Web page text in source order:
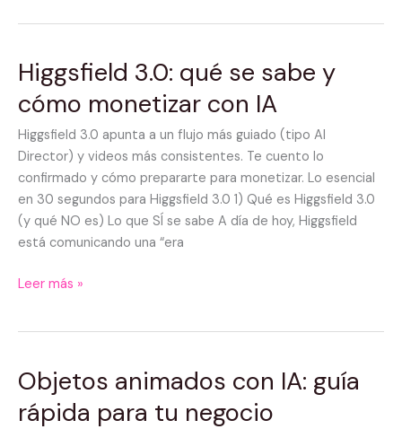
Higgsfield 3.0: qué se sabe y
cómo monetizar con IA
Higgsfield 3.0 apunta a un flujo más guiado (tipo AI
Director) y videos más consistentes. Te cuento lo
confirmado y cómo prepararte para monetizar. Lo esencial
en 30 segundos para Higgsfield 3.0 1) Qué es Higgsfield 3.0
(y qué NO es) Lo que SÍ se sabe A día de hoy, Higgsfield
está comunicando una “era
Higgsfield
qué
se
sabe
y
cómo
monetizar
con
Leer más »
Objetos animados con IA: guía
rápida para tu negocio
Objetos
animados
con